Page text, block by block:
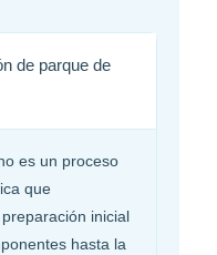
de parque de
es un proceso
que
inicial
hasta la